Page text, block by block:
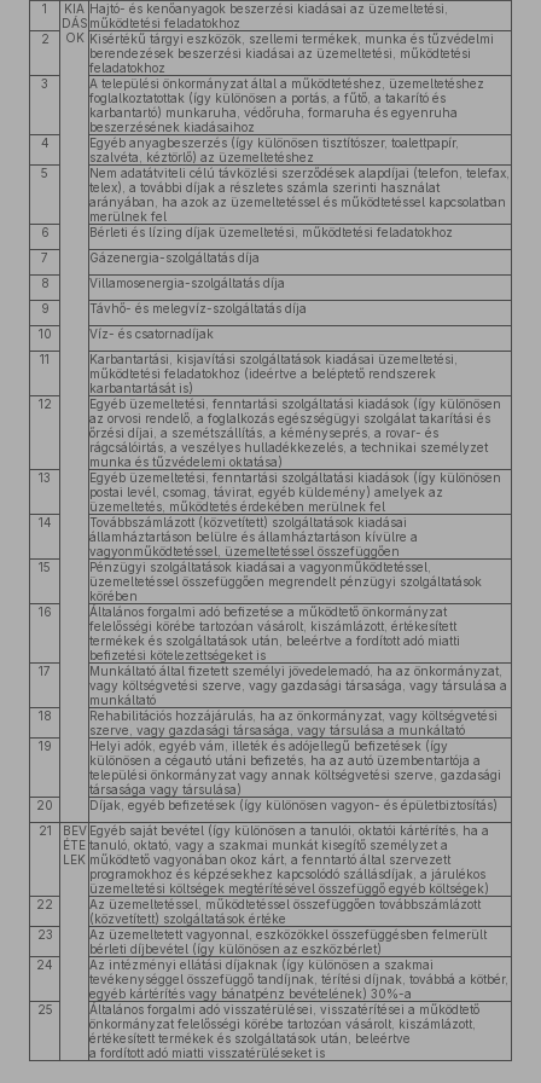
1
KIA
DÁS
OK
Hajtó- és kenőanyagok beszerzési kiadásai az üzemeltetési,
működtetési feladatokhoz
2
Kisértékű tárgyi eszközök, szellemi termékek, munka és tűzvédelmi
berendezések beszerzési kiadásai az üzemeltetési, működtetési
feladatokhoz
3
A települési önkormányzat által a működtetéshez, üzemeltetéshez
foglalkoztatottak (így különösen a portás, a fűtő, a takarító és
karbantartó) munkaruha, védőruha, formaruha és egyenruha
beszerzésének kiadásaihoz
4
Egyéb anyagbeszerzés (így különösen tisztítószer, toalettpapír,
szalvéta, kéztörlő) az üzemeltetéshez
5
Nem adatátviteli célú távközlési szerződések alapdíjai (telefon, telefax,
telex), a további díjak a részletes számla szerinti használat
arányában, ha azok az üzemeltetéssel és működtetéssel kapcsolatban
merülnek fel
6
Bérleti és lízing díjak üzemeltetési, működtetési feladatokhoz
7
Gázenergia-szolgáltatás díja
8
Villamosenergia-szolgáltatás díja
9
Távhő- és melegvíz-szolgáltatás díja
10
Víz- és csatornadíjak
11
Karbantartási, kisjavítási szolgáltatások kiadásai üzemeltetési,
működtetési feladatokhoz (ideértve a beléptető rendszerek
karbantartását is)
12
Egyéb üzemeltetési, fenntartási szolgáltatási kiadások (így különösen
az orvosi rendelő, a foglalkozás egészségügyi szolgálat takarítási és
őrzési díjai, a szemétszállítás, a kéményseprés, a rovar- és
rágcsálóirtás, a veszélyes hulladékkezelés, a technikai személyzet
munka és tűzvédelemi oktatása)
13
Egyéb üzemeltetési, fenntartási szolgáltatási kiadások (így különösen
postai levél, csomag, távirat, egyéb küldemény) amelyek az
üzemeltetés, működtetés érdekében merülnek fel
14
Továbbszámlázott (közvetített) szolgáltatások kiadásai
államháztartáson belülre és államháztartáson kívülre a
vagyonműködtetéssel, üzemeltetéssel összefüggően
15
Pénzügyi szolgáltatások kiadásai a vagyonműködtetéssel,
üzemeltetéssel összefüggően megrendelt pénzügyi szolgáltatások
körében
16
Általános forgalmi adó befizetése a működtető önkormányzat
felelősségi körébe tartozóan vásárolt, kiszámlázott, értékesített
termékek és szolgáltatások után, beleértve a fordított adó miatti
befizetési kötelezettségeket is
17
Munkáltató által fizetett személyi jövedelemadó, ha az önkormányzat,
vagy költségvetési szerve, vagy gazdasági társasága, vagy társulása a
munkáltató
18
Rehabilitációs hozzájárulás, ha az önkormányzat, vagy költségvetési
szerve, vagy gazdasági társasága, vagy társulása a munkáltató
19
Helyi adók, egyéb vám, illeték és adójellegű befizetések (így
különösen a cégautó utáni befizetés, ha az autó üzembentartója a
települési önkormányzat vagy annak költségvetési szerve, gazdasági
társasága vagy társulása)
20
Díjak, egyéb befizetések (így különösen vagyon- és épületbiztosítás)
21
BEV
ÉTE
LEK
Egyéb saját bevétel (így különösen a tanulói, oktatói kártérítés, ha a
tanuló, oktató, vagy a szakmai munkát kisegítő személyzet a
működtető vagyonában okoz kárt, a fenntartó által szervezett
programokhoz és képzésekhez kapcsolódó szállásdíjak, a járulékos
üzemeltetési költségek megtérítésével összefüggő egyéb költségek)
22
Az üzemeltetéssel, működtetéssel összefüggően továbbszámlázott
(közvetített) szolgáltatások értéke
23
Az üzemeltetett vagyonnal, eszközökkel összefüggésben felmerült
bérleti díjbevétel (így különösen az eszközbérlet)
24
Az intézményi ellátási díjaknak (így különösen a szakmai
tevékenységgel összefüggő tandíjnak, térítési díjnak, továbbá a kötbér,
egyéb kártérítés vagy bánatpénz bevételének) 30%-a
25
Általános forgalmi adó visszatérülései, visszatérítései a működtető
önkormányzat felelősségi körébe tartozóan vásárolt, kiszámlázott,
értékesített termékek és szolgáltatások után, beleértve
a fordított adó miatti visszatérüléseket is